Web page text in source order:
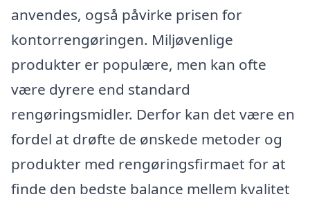
anvendes, også påvirke prisen for
kontorrengøringen. Miljøvenlige
produkter er populære, men kan ofte
være dyrere end standard
rengøringsmidler. Derfor kan det være en
fordel at drøfte de ønskede metoder og
produkter med rengøringsfirmaet for at
finde den bedste balance mellem kvalitet